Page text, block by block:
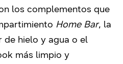
los complementos que
Home Bar, la
de hielo y agua o el
más limpio y